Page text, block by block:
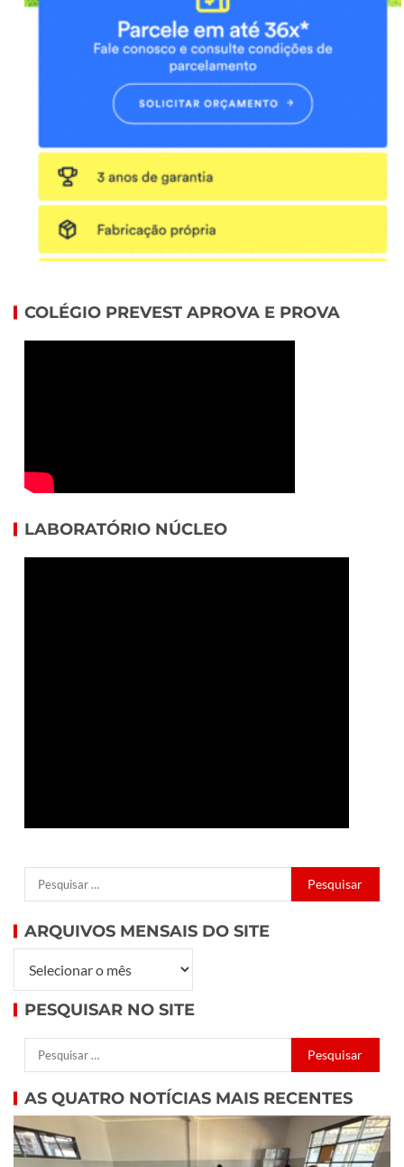
COLÉGIO PREVEST APROVA E PROVA
LABORATÓRIO NÚCLEO
ARQUIVOS MENSAIS DO SITE
PESQUISAR NO SITE
AS QUATRO NOTÍCIAS MAIS RECENTES